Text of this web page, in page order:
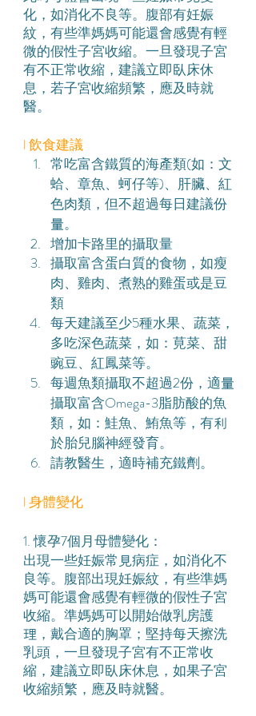
化，如消化不良等。腹部有妊娠
紋，有些準媽媽可能還會感覺有輕
微的假性子宮收縮。一旦發現子宮
有不正常收縮，建議立即臥床休
息，若子宮收縮頻繁，應及時就
醫。
l 飲食建議
常吃富含鐵質的海產類(如：文
蛤、章魚、蚵仔等)、肝臟、紅
色肉類，但不超過每日建議份
量。
增加卡路里的攝取量
攝取富含蛋白質的食物，如瘦
肉、雞肉、煮熟的雞蛋或是豆
類
每天建議至少5種水果、蔬菜，
多吃深色蔬菜，如：莧菜、甜
豌豆、紅鳳菜等。
每週魚類攝取不超過2份，適量
攝取富含Omega-3脂肪酸的魚
類，如：鮭魚、鮪魚等，有利
於胎兒腦神經發育。
請教醫生，適時補充鐵劑。
l 身體變化
1. 懷孕7個月母體變化：
出現一些妊娠常見病症，如消化不
良等。腹部出現妊娠紋，有些準媽
媽可能還會感覺有輕微的假性子宮
收縮。準媽媽可以開始做乳房護
理，戴合適的胸罩；堅持每天擦洗
乳頭，一旦發現子宮有不正常收
縮，建議立即臥床休息，如果子宮
收縮頻繁，應及時就醫。